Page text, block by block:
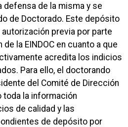
defensa de la misma y se
de Doctorado. Este depósito
previa por parte
la EINDOC en cuanto a que
acredita los indicios
Para ello, el doctorando
del Comité de Dirección
toda la información
de calidad y las
de depósito por